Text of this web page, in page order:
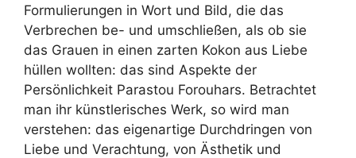
Formulierungen in Wort und Bild, die das
Verbrechen be- und umschließen, als ob sie
das Grauen in einen zarten Kokon aus Liebe
hüllen wollten: das sind Aspekte der
Persönlichkeit Parastou Forouhars. Betrachtet
man ihr künstlerisches Werk, so wird man
verstehen: das eigenartige Durchdringen von
Liebe und Verachtung, von Ästhetik und